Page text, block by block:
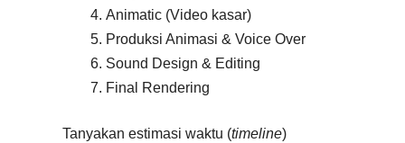
Animatic (Video kasar)
Produksi Animasi & Voice Over
Sound Design & Editing
Final Rendering
Tanyakan estimasi waktu (timeline)